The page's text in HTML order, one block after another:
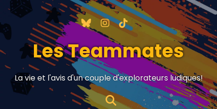
Les Teammates
La vie et l'avis d'un couple d'explorateurs ludiques!